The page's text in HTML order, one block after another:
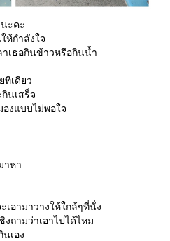
ะคะ
ห้กำลังใจ
เธอกินข้าวหรือกินน้ำ
ทีเดียว
นเสร็จ
งแบบไม่พอใจ
าหา
อามาวางให้ใกล้ๆที่นั่ง
ถามว่าเอาไปได้ไหม
เอง